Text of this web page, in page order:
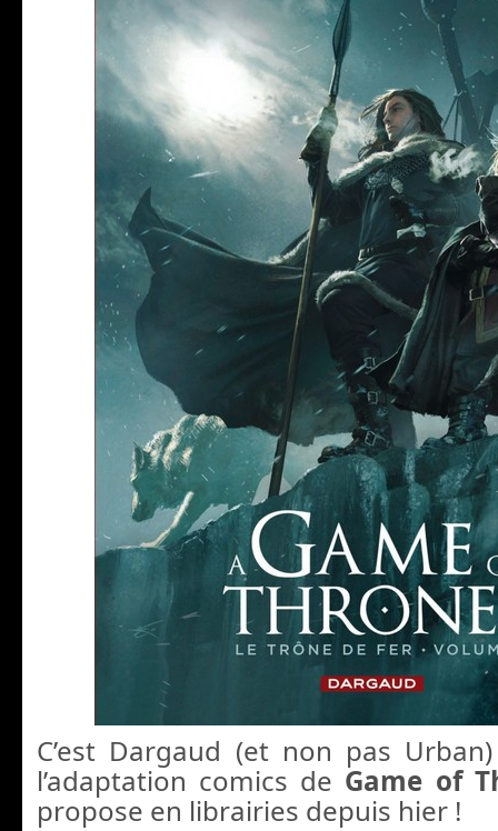
C’est Dargaud (et non pas
l’adaptation comics de Game of
propose en librairies depuis hier !